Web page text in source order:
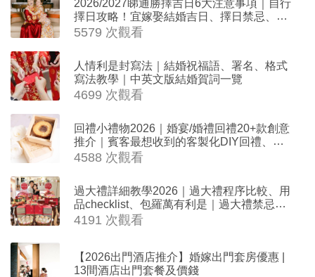
2026/2027睇通勝擇吉日6大注意事項｜自行
擇日攻略！宜嫁娶結婚吉日、擇日禁忌、相
沖生肖一覽
5579 次觀看
人情利是封寫法｜結婚祝福語、署名、格式
寫法教學｜中英文版結婚賀詞一覽
4699 次觀看
回禮小禮物2026｜婚宴/婚禮回禮20+款創意
推介｜賓客最想收到的客製化DIY回禮、姊
妹禮物（持續更新）
4588 次觀看
過大禮詳細教學2026｜過大禮程序比較、用
品checklist、包羅萬有利是｜過大禮禁忌及
吉祥說話
4191 次觀看
【2026出門酒店推介】婚嫁出門套房優惠 |
13間酒店出門套餐及價錢